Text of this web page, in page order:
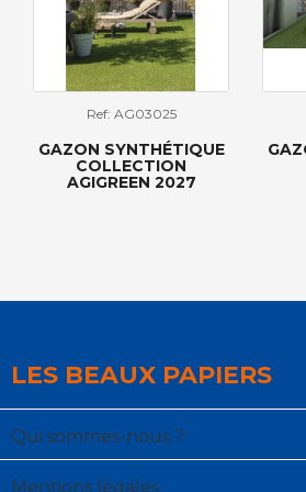
Ref: AG03025
GAZON SYNTHÉTIQUE
COLLECTION
AGIGREEN 2027
LES BEAUX PAPIERS
Qui sommes-nous ?
Mentions légales